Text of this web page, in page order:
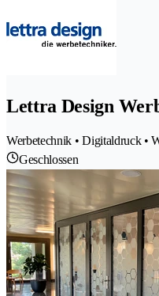
Lettra Design
Werbetechnik • Digitaldruck •
Geschlossen